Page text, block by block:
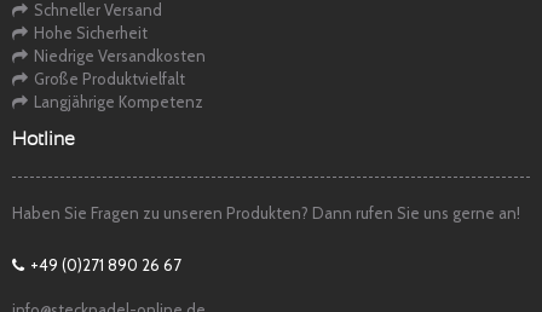
Schneller Versand
Hohe Sicherheit
Niedrige Versandkosten
Große Produktvielfalt
Langjährige Kompetenz
Hotline
Haben Sie Fragen zu unseren Produkten? Dann rufen Sie uns gerne an!
+49 (0)271 890 26 67